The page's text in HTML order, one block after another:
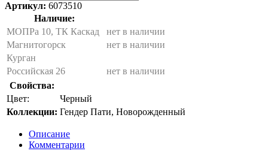
Артикул: 6073510
Наличие:
МОПРа 10, ТК Каскад
нет в наличии
Магнитогорск
нет в наличии
Курган
Российская 26
нет в наличии
Свойства:
Цвет:
Черный
Коллекции: Гендер Пати, Новорожденный
Описание
Комментарии